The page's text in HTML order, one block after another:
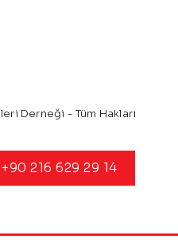
Derneği - Tüm Hakları
+90 216 629 29 14